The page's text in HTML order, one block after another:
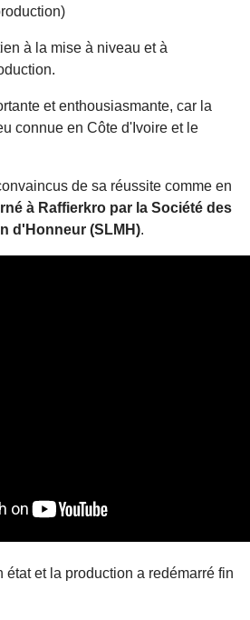
à la mise à niveau et à
et enthousiasmante, car la
connue en Côte d'Ivoire et le
de sa réussite comme en
à Raffierkro par la Société des
d'Honneur (SLMH).
état et la production a redémarré fin